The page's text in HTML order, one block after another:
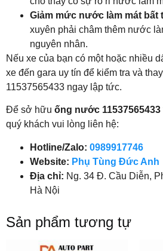
Giảm mức nước làm mát bất
xuyên phải châm thêm nước
nguyên nhân.
Nếu xe của bạn có một hoặc nhiều
xe đến gara uy tín để kiểm tra và
11537565433 ngay lập tức.
Để sở hữu ống nước 11537565433
quý khách vui lòng liên hệ:
Hotline/Zalo: 0989917746
Website: Phụ Tùng Đức Anh
Địa chỉ: Ng. 34 Đ. Cầu Diễn,
Hà Nội
Sản phẩm tương tự